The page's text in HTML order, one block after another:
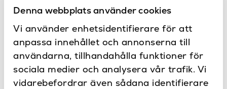
Denna webbplats använder cookies
Vi använder enhetsidentifierare för att
anpassa innehållet och annonserna till
användarna, tillhandahålla funktioner för
sociala medier och analysera vår trafik. Vi
vidarebefordrar även sådana identifierare
Specifikationer
Dimbar Nej
Färg Borstad guld
Färgtemperatur 2700K
Dokument
Ritning
Montering